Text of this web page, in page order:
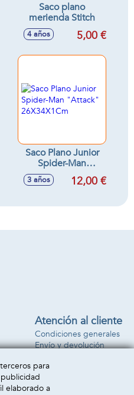
Saco plano
merienda Stitch
4 años 5,00 €
Saco Plano Junior
Spider-Man
"Attack"
26X34X1Cm
3 años 12,00 €
Atención al cliente
Condiciones generales
Envío y devolución
para
elaborado a